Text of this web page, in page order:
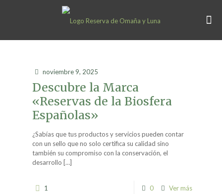
noviembre 9, 2025
Descubre la Marca
«Reservas de la Biosfera
Españolas»
¿Sabías que tus productos y servicios pueden contar
con un sello que no solo certifica su calidad sino
también su compromiso con la conservación, el
desarrollo […]
1 0 Ver más